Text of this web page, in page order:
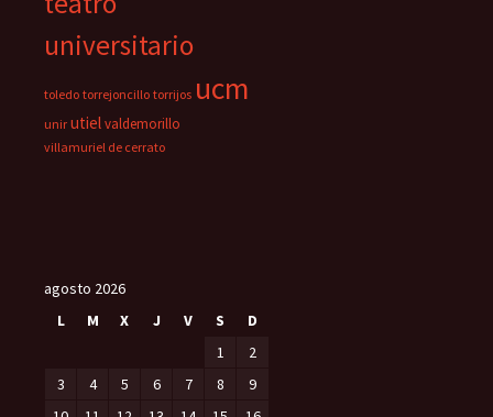
universitario
toledo torrejoncillo torrijos ucm
unir utielvaldemorillo
villamuriel de cerrato
agosto 2026
L
M X J V S
D
1
2
3
4 5 6 7 8
9